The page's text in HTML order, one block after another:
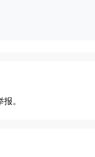
。